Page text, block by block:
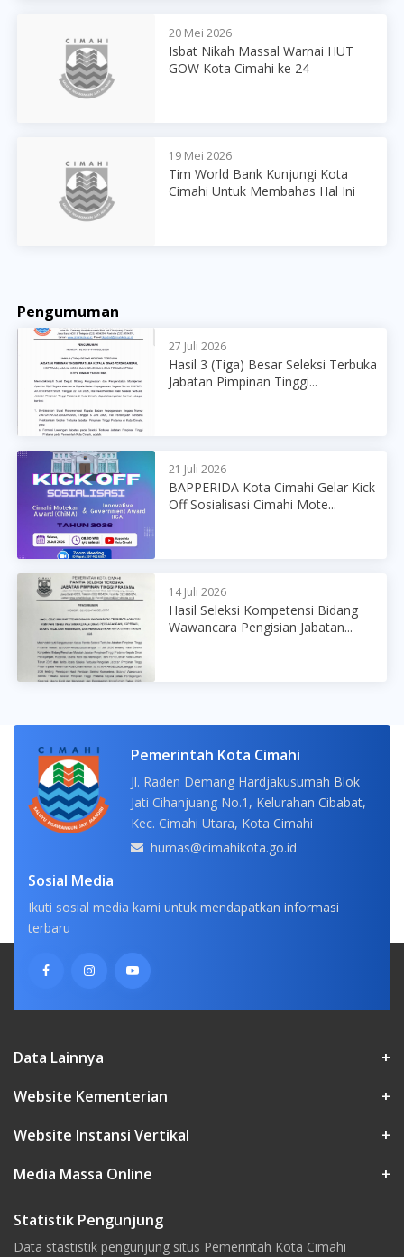
20 Mei 2026
Isbat Nikah Massal Warnai HUT
GOW Kota Cimahi ke 24
19 Mei 2026
Tim World Bank Kunjungi Kota
Cimahi Untuk Membahas Hal Ini
Pengumuman
27 Juli 2026
Hasil 3 (Tiga) Besar Seleksi Terbuka
Jabatan Pimpinan Tinggi...
21 Juli 2026
BAPPERIDA Kota Cimahi Gelar Kick
Off Sosialisasi Cimahi Mote...
14 Juli 2026
Hasil Seleksi Kompetensi Bidang
Wawancara Pengisian Jabatan...
Pemerintah Kota Cimahi
Jl. Raden Demang Hardjakusumah Blok
Jati Cihanjuang No.1, Kelurahan Cibabat,
Kec. Cimahi Utara, Kota Cimahi
humas@cimahikota.go.id
Sosial Media
Ikuti sosial media kami untuk mendapatkan informasi
terbaru
Data Lainnya
+
Website Kementerian
+
Website Instansi Vertikal
+
Media Massa Online
+
Statistik Pengunjung
Data stastistik pengunjung situs Pemerintah Kota Cimahi